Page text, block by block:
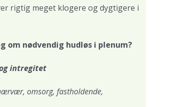
rigtig meget klogere og dygtigere i
om nødvendig hudløs i plenum?
intregitet
omsorg, fastholdende,